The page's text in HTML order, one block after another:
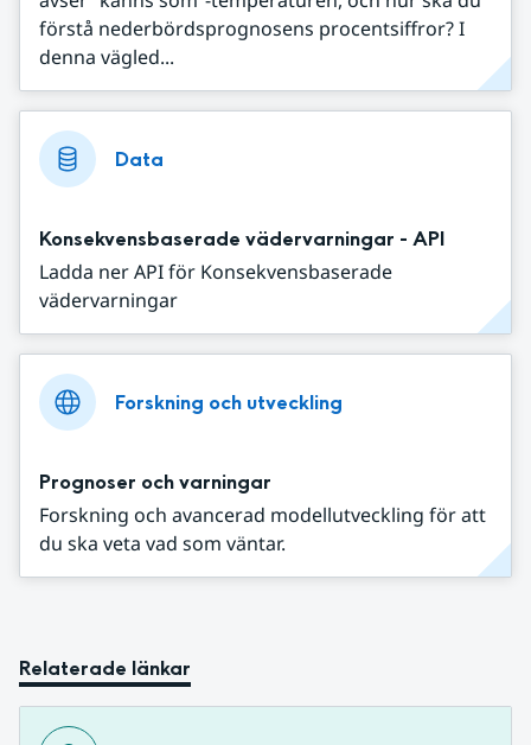
förstå nederbördsprognosens procentsiffror? I
denna vägled...
Data
Konsekvensbaserade vädervarningar - API
Ladda ner API för Konsekvensbaserade
vädervarningar
Forskning och utveckling
Prognoser och varningar
Forskning och avancerad modellutveckling för att
du ska veta vad som väntar.
Relaterade länkar